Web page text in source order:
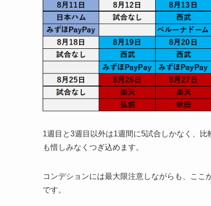
1週目と3週目以外は1週間に5試合しかなく、比
も惜しみなくつぎ込めます。
コンデションには最大限注意しながらも、ここ
です。